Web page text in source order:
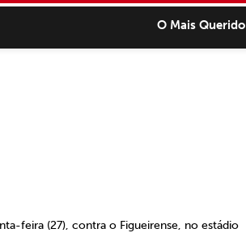
O Mais Querido
feira (27), contra o Figueirense, no estádio